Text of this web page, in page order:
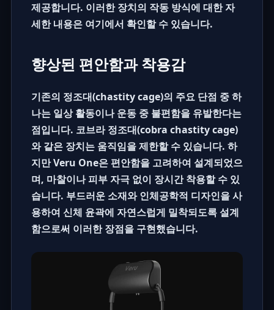
제공합니다. 이러한 장치의 작동 방식에 대한 자
세한 내용은 여기에서 확인할 수 있습니다.
향상된 편안함과 착용감
기존의 정조대(chastity cage)의 주요 단점 중 하
나는 일상 활동이나 운동 중 불편함을 유발한다는
점입니다. 코브라 정조대(cobra chastity cage)
와 같은 장치는 움직임을 제한할 수 있습니다. 하
지만 Veru One은 편안함을 고려하여 설계되었으
며, 마찰이나 피부 자극 없이 장시간 착용할 수 있
습니다. 부드러운 소재와 인체공학적 디자인을 사
용하여 신체 윤곽에 자연스럽게 밀착되도록 설계
함으로써 이러한 장점을 구현했습니다.